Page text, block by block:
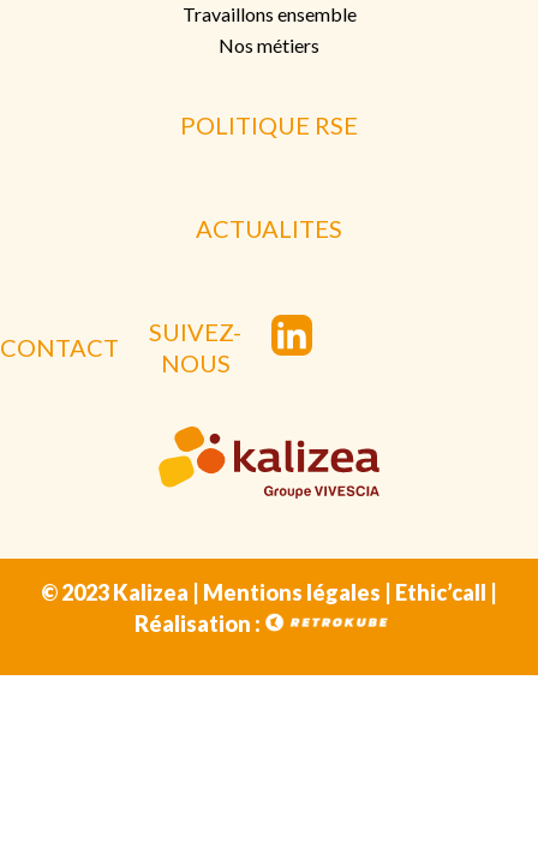
Travaillons ensemble
Nos métiers
POLITIQUE RSE
ACTUALITES
CONTACT
SUIVEZ-
NOUS
© 2023 Kalizea | Mentions légales Ethic’call
Réalisation :